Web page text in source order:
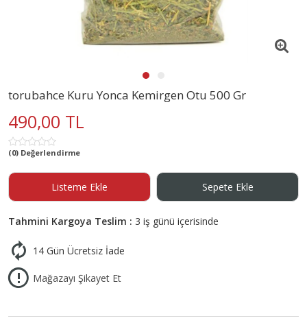
torubahce Kuru Yonca Kemirgen Otu 500 Gr
490,00 TL
(0) Değerlendirme
Listeme Ekle Sepete Ekle
Tahmini Kargoya Teslim : 3 iş günü içerisinde
14 Gün Ücretsiz İade
Mağazayı Şikayet Et